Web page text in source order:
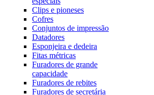
Clips e pioneses
Cofres
Conjuntos de impressão
Datadores
Esponjeira e dedeira
Fitas métricas
Furadores de grande
capacidade
Furadores de rebites
Furadores de secretária